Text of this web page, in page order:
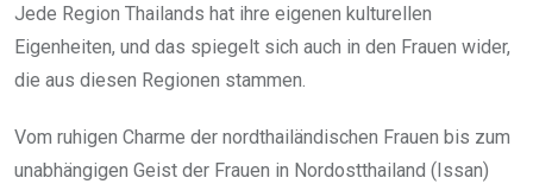
Jede Region Thailands hat ihre eigenen kulturellen
Eigenheiten, und das spiegelt sich auch in den Frauen wider,
die aus diesen Regionen stammen.
Vom ruhigen Charme der nordthailändischen Frauen bis zum
unabhängigen Geist der Frauen in Nordostthailand (Issan)